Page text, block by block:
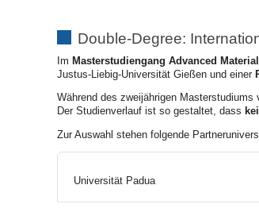
Double-Degree:
Im Masterstudiengang Advanced
Justus-Liebig-Universität Gießen und einer
Während des zweijährigen Masterstudiums
Der Studienverlauf ist so gestaltet, dass
Zur Auswahl stehen folgende
Universität Padua